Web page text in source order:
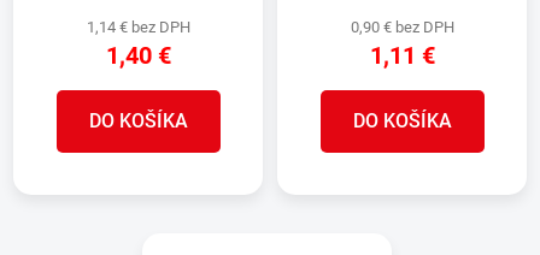
1,14 € bez DPH
1,40 €
DO KOŠÍKA
0,90 € bez DPH
1,11 €
DO KOŠÍKA